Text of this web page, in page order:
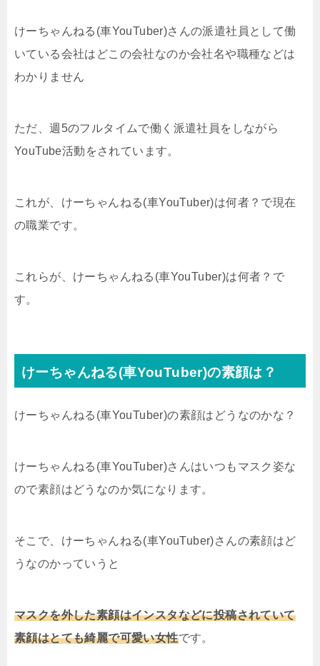
けーちゃんねる(車YouTuber)さんの派遣社員として働
いている会社はどこの会社なのか会社名や職種などは
わかりません
ただ、週5のフルタイムで働く派遣社員をしながら
YouTube活動をされています。
これが、けーちゃんねる(車YouTuber)は何者？で現在
の職業です。
これらが、けーちゃんねる(車YouTuber)は何者？で
す。
けーちゃんねる(車YouTuber)の素顔は？
けーちゃんねる(車YouTuber)の素顔はどうなのかな？
けーちゃんねる(車YouTuber)さんはいつもマスク姿な
ので素顔はどうなのか気になります。
そこで、けーちゃんねる(車YouTuber)さんの素顔はど
うなのかっていうと
マスクを外した素顔はインスタなどに投稿されていて
素顔はとても綺麗で可愛い女性です。